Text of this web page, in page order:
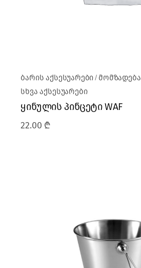
ბარის აქსესუარები მომზადება
სხვა აქსესუარები
ყინულის პინცეტი WAF
22.00 ₾